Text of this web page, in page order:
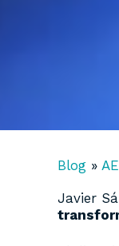
Blog »
Javier